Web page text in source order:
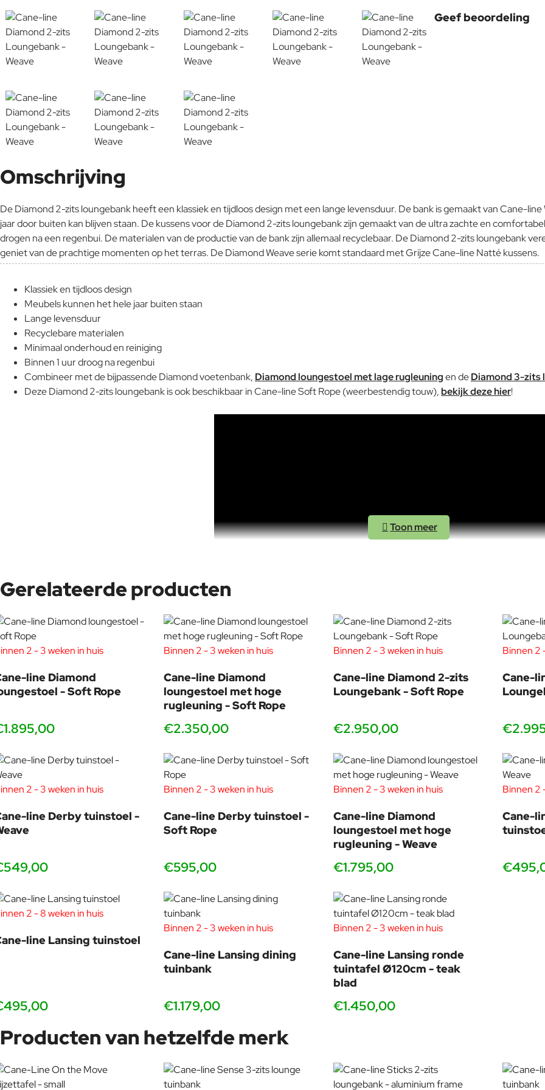
Geef beoordeling
Verder
Omschrijving
De Diamond 2-zits loungebank heeft een klassiek en tijdloos design met een lange levensduur. De bank is gemaakt van Cane-
jaar door buiten kan blijven staan. De kussens voor de Diamond 2-zits loungebank zijn gemaakt van de ultra zachte en
drogen na een regenbui. De materialen van de productie van de bank zijn allemaal recyclebaar. De Diamond 2-zits loungebank
geniet van de prachtige momenten op het terras. De Diamond Weave serie komt standaard met Grijze Cane-line Natté kussens.
Klassiek en tijdloos design
Meubels kunnen het hele jaar buiten staan
Lange levensduur
Recyclebare materialen
Minimaal onderhoud en reiniging
Binnen 1 uur droog na regenbui
Combineer met de bijpassende Diamond voetenbank, Diamond loungestoel met lage rugleuningen deDiamond 3-zits
Deze Diamond 2-zits loungebank is ook beschikbaar in Cane-line Soft Rope (weerbestendig touw), bekijk deze hier!
Johannes Foersom and Peter Hiort-Lorenzen (MDD) are two of Scandinavias most renowned and successful furniture
healthy development for people and their surroundings. They strive towards the highest quality in cooperation, process and
The impressive use of flexibility makes the furniture appear as small architectonic wonders.
Gerelateerde producten
2 - 3 weken in huis
line Diamond
- Soft Rope
Binnen 2 - 3 weken in huis
Cane-line Diamond
loungestoel met hoge
rugleuning - Soft Rope
€2.350,00
Binnen 2 - 3 weken in huis
Cane-line Diamond 2-zits
Loungebank - Soft Rope
€2.950,00
Binnen 2
Cane-
2 - 3 weken in huis
line Derby tuinstoel -
Binnen 2 - 3 weken in huis
Cane-line Derby tuinstoel -
Soft Rope
€595,00
Binnen 2 - 3 weken in huis
Cane-line Diamond
loungestoel met hoge
rugleuning - Weave
€1.795,00
Binnen 2
Cane-
2 - 8 weken in huis
line Lansing tuinstoel
Binnen 2 - 3 weken in huis
Cane-line Lansing dining
tuinbank
€1.179,00
Binnen 2 - 3 weken in huis
Cane-line Lansing ronde
tuintafel Ø120cm - teak
blad
€1.450,00
Producten van hetzelfde merk